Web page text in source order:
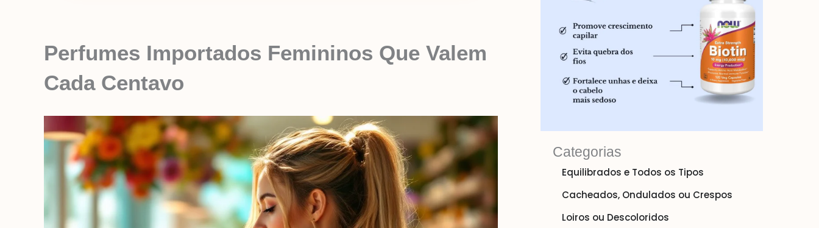
Perfumes Importados Femininos Que Valem
Cada Centavo
Categorias
Equilibrados e Todos os Tipos
Cacheados, Ondulados ou Crespos
Loiros ou Descoloridos